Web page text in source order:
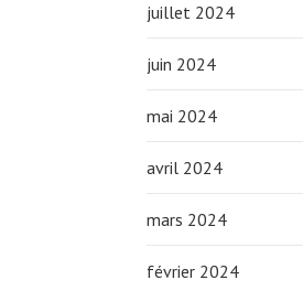
juillet 2024
juin 2024
mai 2024
avril 2024
mars 2024
février 2024